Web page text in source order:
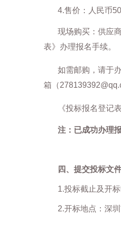
4.售价：人民币
现场购买：供应
表》办理报名手续。
如需邮购，请于
箱（
《投标报名登记
注：已成功办理
四、提交投标文
1.投标截止及开标
2.开标地点：深